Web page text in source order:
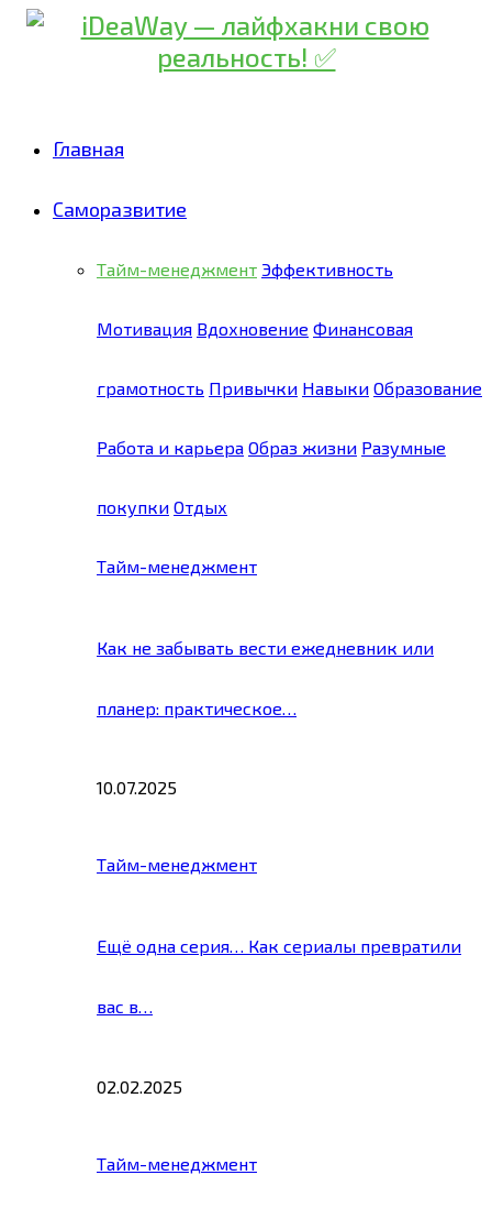
Главная
Саморазвитие
Тайм-менеджмент Эффективность
Мотивация Вдохновение Финансовая
грамотность Привычки Навыки Образование
Работа и карьера Образ жизни Разумные
покупки Отдых
Тайм-менеджмент
Как не забывать вести ежедневник или
планер: практическое…
10.07.2025
Тайм-менеджмент
Ещё одна серия… Как сериалы превратили
вас в…
02.02.2025
Тайм-менеджмент